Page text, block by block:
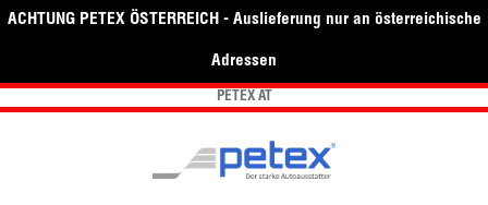
ACHTUNG PETEX ÖSTERREICH - Auslieferung nur an österreichische
Adressen
PETEX AT